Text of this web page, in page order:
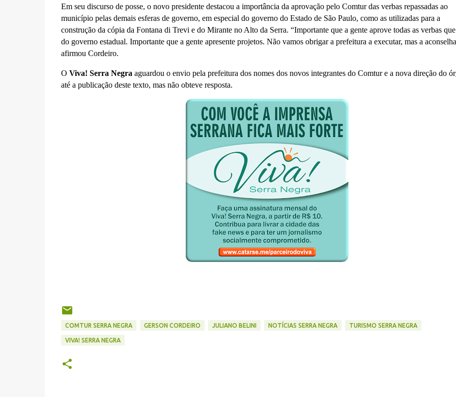
Em seu discurso de posse, o novo presidente destacou a importância da aprovação pelo Comtur das verbas repassadas ao
município pelas demais esferas de governo, em especial do governo do Estado de São Paulo, como as utilizadas para a
construção da cópia da Fontana di Trevi e do Mirante no Alto da Serra. “Importante que a gente aprove todas as verbas
do governo estadual. Importante que a gente apresente projetos. Não vamos obrigar a prefeitura a executar, mas a
afirmou Cordeiro.
O Viva! Serra Negra aguardou o envio pela prefeitura dos nomes dos novos integrantes do Comtur e a nova direção do
até a publicação deste texto, mas não obteve resposta.
COMTUR SERRA NEGRA GERSON CORDEIRO JULIANO BELINI NOTÍCIAS SERRA NEGRA TURISMO SERRA NEGRA
VIVA! SERRA NEGRA